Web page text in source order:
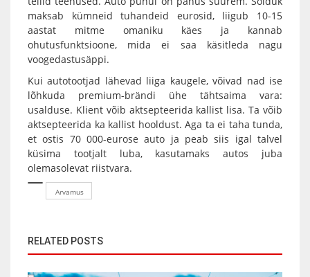
maksab kümneid tuhandeid eurosid, liigub 10-15
aastat mitme omaniku käes ja kannab
ohutusfunktsioone, mida ei saa käsitleda nagu
voogedastusäppi.
Kui autotootjad lähevad liiga kaugele, võivad nad ise
lõhkuda premium-brändi ühe tähtsaima vara:
usalduse. Klient võib aktsepteerida kallist lisa. Ta võib
aktsepteerida ka kallist hooldust. Aga ta ei taha tunda,
et ostis 70 000-eurose auto ja peab siis igal talvel
küsima tootjalt luba, kasutamaks autos juba
olemasolevat riistvara.
Arvamus
RELATED POSTS